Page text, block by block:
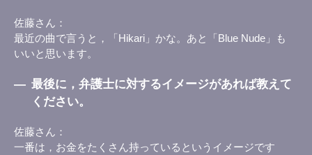
佐藤さん
最近の曲で言うと，「Hikari」かな。あと「Blue Nude」も
いいと思います。
― 最後に，弁護士に対するイメージがあれば教えて
ください。
佐藤さん
一番は，お金をたくさん持っているというイメージです